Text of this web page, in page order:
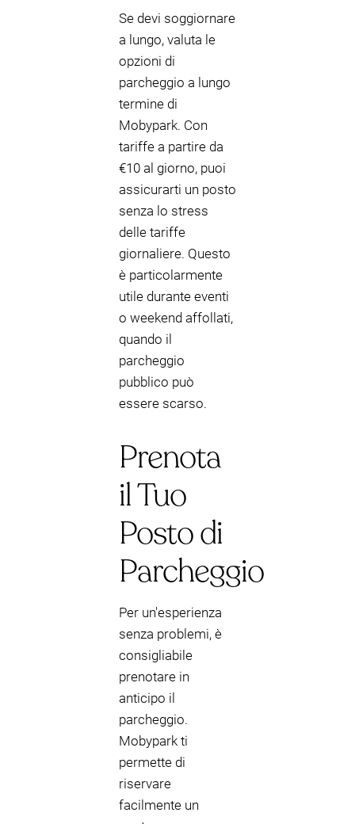
Se devi soggiornare
a lungo, valuta le
opzioni di
parcheggio a lungo
termine di
Mobypark. Con
tariffe a partire da
€10 al giorno, puoi
assicurarti un posto
senza lo stress
delle tariffe
giornaliere. Questo
è particolarmente
utile durante eventi
o weekend affollati,
quando il
parcheggio
pubblico può
essere scarso.
Prenota
il Tuo
Posto di
Parcheggio
Per un'esperienza
senza problemi, è
consigliabile
prenotare in
anticipo il
parcheggio.
Mobypark ti
permette di
riservare
facilmente un